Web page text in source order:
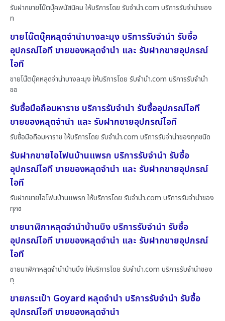
รับฝากขายโน๊ตบุ๊คพนัสนิคม ให้บริการโดย รับจํานํา.com บริการรับจำนำของ
ท
ขายโน๊ตบุ๊คหลุดจำนำบางละมุง บริการรับจำนำ รับซื้อ
อุปกรณ์ไอที ขายของหลุดจำนำ และ รับฝากขายอุปกรณ์
ไอที
ขายโน๊ตบุ๊คหลุดจำนำบางละมุง ให้บริการโดย รับจํานํา.com บริการรับจำนำ
ขอ
รับซื้อมือถือมหาราช บริการรับจำนำ รับซื้ออุปกรณ์ไอที
ขายของหลุดจำนำ และ รับฝากขายอุปกรณ์ไอที
รับซื้อมือถือมหาราช ให้บริการโดย รับจํานํา.com บริการรับจำนำของทุกชนิด
รับฝากขายไอโฟนบ้านแพรก บริการรับจำนำ รับซื้อ
อุปกรณ์ไอที ขายของหลุดจำนำ และ รับฝากขายอุปกรณ์
ไอที
รับฝากขายไอโฟนบ้านแพรก ให้บริการโดย รับจํานํา.com บริการรับจำนำของ
ทุกช
ขายนาฬิกาหลุดจำนำบ้านบึง บริการรับจำนำ รับซื้อ
อุปกรณ์ไอที ขายของหลุดจำนำ และ รับฝากขายอุปกรณ์
ไอที
ขายนาฬิกาหลุดจำนำบ้านบึง ให้บริการโดย รับจํานํา.com บริการรับจำนำของ
ทุ
ขายกระเป๋า Goyard หลุดจำนำ บริการรับจำนำ รับซื้อ
อุปกรณ์ไอที ขายของหลุดจำนำ